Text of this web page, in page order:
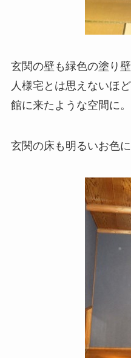
玄関の壁も緑色の塗り
人様宅とは思えないほ
館に来たような空間に。
玄関の床も明るいお色